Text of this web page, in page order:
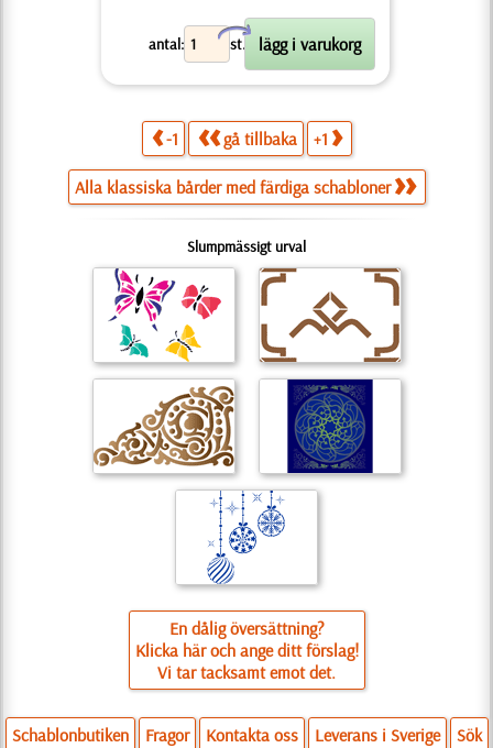
antal: st.
X
-1 gå tillbaka +1
Alla klassiska bårder med färdiga schabloner
Slumpmässigt urval
En dålig översättning?
Klicka här och ange ditt förslag!
Vi tar tacksamt emot det.
Schablonbutiken Fragor Kontakta oss Leverans i Sverige Sök